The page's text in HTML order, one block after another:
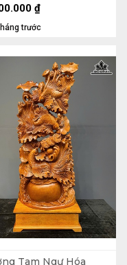
trước
₫
Tam Ngư Hóa